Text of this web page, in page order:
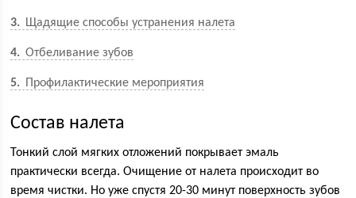
3 Щадящие способы устранения налета
4 Отбеливание зубов
5 Профилактические мероприятия
Состав налета
Тонкий слой мягких отложений покрывает эмаль
практически всегда. Очищение от налета происходит во
время чистки. Но уже спустя 20-30 минут поверхность зубов